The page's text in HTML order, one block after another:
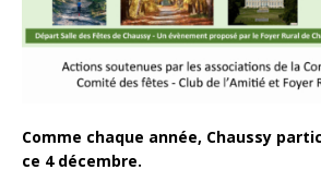
Comme chaque année, Chaussy
ce 4 décembre.